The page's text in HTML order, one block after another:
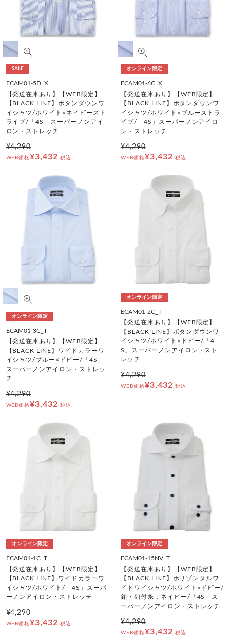
SALE
ECAM01-5D_X
【発送在庫あり】【WEB限定】
【BLACK LINE】ボタンダウンワ
イシャツ/ホワイト×ネイビースト
ライプ/「4S」スーパーノンアイ
ロン・ストレッチ
¥4,290
WEB価格¥3,432 税込
オンライン限定
ECAM01-6C_X
【発送在庫あり】【WEB限定】
【BLACK LINE】ボタンダウンワ
イシャツ/ホワイト×ブルーストラ
イプ/「4S」スーパーノンアイロ
ン・ストレッチ
¥4,290
WEB価格¥3,432 税込
オンライン限定
ECAM01-3C_T
【発送在庫あり】【WEB限定】
【BLACK LINE】ワイドカラーワ
イシャツ/ブルー×ドビー/「4S」
スーパーノンアイロン・ストレッ
チ
¥4,290
WEB価格¥3,432 税込
オンライン限定
ECAM01-2C_T
【発送在庫あり】【WEB限定】
【BLACK LINE】ボタンダウンワ
イシャツ/ホワイト×ドビー/「4
S」スーパーノンアイロン・スト
レッチ
¥4,290
WEB価格¥3,432 税込
オンライン限定
ECAM01-1C_T
【発送在庫あり】【WEB限定】
【BLACK LINE】ワイドカラーワ
イシャツ/ホワイト/「4S」スーパ
ーノンアイロン・ストレッチ
¥4,290
WEB価格¥3,432 税込
オンライン限定
ECAM01-15NV_T
【発送在庫あり】【WEB限定】
【BLACK LINE】ホリゾンタルワ
イドワイシャツ/ホワイト×ドビー/
釦・釦付糸：ネイビー/「4S」ス
ーパーノンアイロン・ストレッチ
¥4,290
WEB価格¥3,432 税込